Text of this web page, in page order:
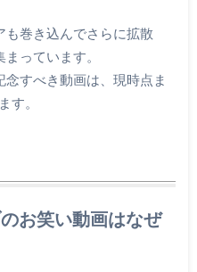
巻き込んでさらに拡散
っています。
すべき動画は、現時点ま
す。
お笑い動画はなぜ